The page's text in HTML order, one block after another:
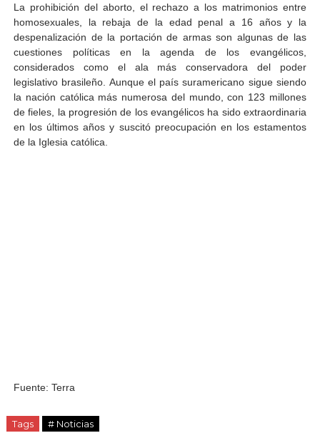
La prohibición del aborto, el rechazo a los matrimonios entre
homosexuales, la rebaja de la edad penal a 16 años y la
despenalización de la portación de armas son algunas de las
cuestiones políticas en la agenda de los evangélicos,
considerados como el ala más conservadora del poder
legislativo brasileño. Aunque el país suramericano sigue siendo
la nación católica más numerosa del mundo, con 123 millones
de fieles, la progresión de los evangélicos ha sido extraordinaria
en los últimos años y suscitó preocupación en los estamentos
de la Iglesia católica.
Fuente: Terra
Tags # Noticias